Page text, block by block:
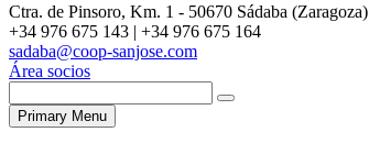
Ctra. de Pinsoro, Km. 1 - 50670 Sádaba (Zaragoza)
+34 976 675 143 | +34 976 675 164
sadaba@coop-sanjose.com
Área socios
Primary Menu